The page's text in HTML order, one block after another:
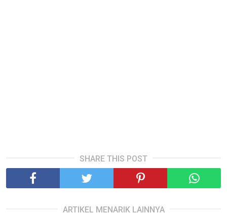
SHARE THIS POST
ARTIKEL MENARIK LAINNYA